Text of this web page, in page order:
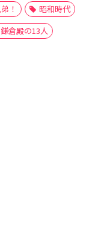
！
昭和時代
鎌倉殿の13人